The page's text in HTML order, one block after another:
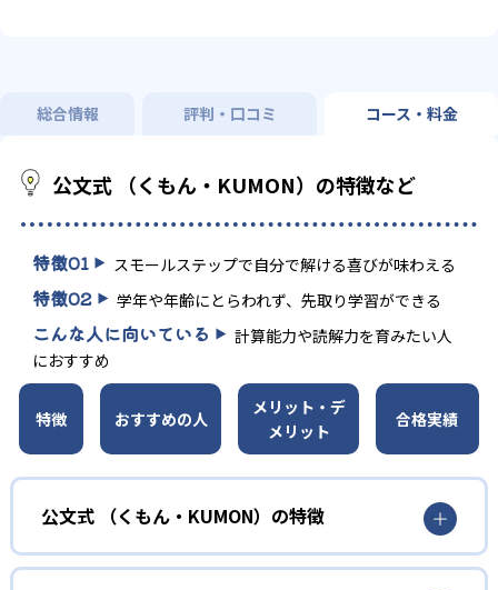
総合情報 評判・口コミ コース・料金
公文式 （くもん・KUMON）の特徴など
特徴01 スモールステップで自分で解ける喜びが味わえる
特徴02 学年や年齢にとらわれず、先取り学習ができる
こんな人に向いている
計算能力や読解力を育みたい人
におすすめ
特徴 おすすめの人
メリット・デ
メリット
合格実績
公文式 （くもん・KUMON）の特徴
01
無学年式の学力別学習